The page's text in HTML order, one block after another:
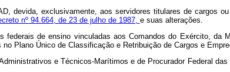
devida, exclusivamente, aos servidores titulares de cargos
nº 94.664, de 23 de julho de 1987, e suas alterações.
de ensino vinculadas aos Comandos do Exército, da
Plano Único de Classificação e Retribuição de Cargos e
e Técnicos-Marítimos e de Procurador Federal